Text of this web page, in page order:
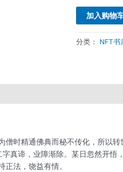
加入购物
分类： NFT书
时精通佛典而秘不传化，所以
真谛，业障渐除。某日忽然开
法，饶益有情。